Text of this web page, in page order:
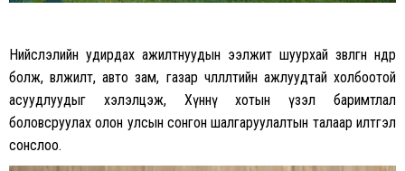
Нийслэлийн удирдах ажилтнуудын ээлжит шуурхай зөвлөгөөн өнөөдөр
болж, өвөлжилт, авто зам, газар чөлөөлөлтийн ажлуудтай холбоотой
асуудлуудыг хэлэлцэж, Хүннү хотын үзэл баримтлал
боловсруулах олон улсын сонгон шалгаруулалтын талаар илтгэл
сонслоо.